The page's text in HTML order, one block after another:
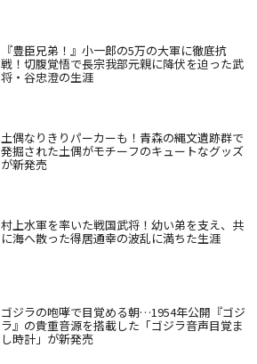
『豊臣兄弟！』小一郎の5万の大軍に徹底抗
戦！切腹覚悟で長宗我部元親に降伏を迫った武
将・谷忠澄の生涯
土偶なりきりパーカーも！青森の縄文遺跡群で
発掘された土偶がモチーフのキュートなグッズ
が新発売
村上水軍を率いた戦国武将！幼い弟を支え、共
に海へ散った得居通幸の波乱に満ちた生涯
ゴジラの咆哮で目覚める朝…1954年公開『ゴジ
ラ』の貴重音源を搭載した「ゴジラ音声目覚ま
し時計」が新発売